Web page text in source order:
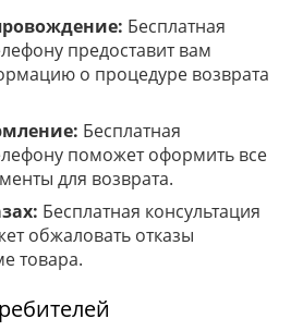
Бесплатная
предоставит вам
о процедуре возврата
Бесплатная
поможет оформить все
для возврата.
Бесплатная консультация
обжаловать отказы
товара.